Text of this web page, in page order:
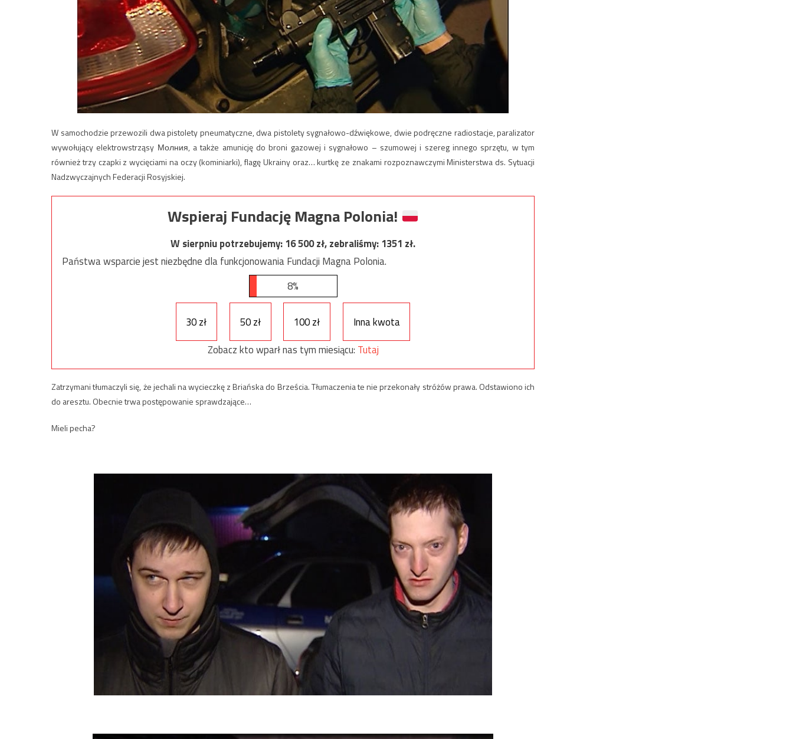
W samochodzie przewozili dwa pistolety pneumatyczne, dwa pistolety sygnałowo-dźwiękowe, dwie podręczne radiostacje, paralizator
wywołujący elektrowstrząsy Молния, a także amunicję do broni gazowej i sygnałowo – szumowej i szereg innego sprzętu, w tym
również trzy czapki z wycięciami na oczy (kominiarki), flagę Ukrainy oraz… kurtkę ze znakami rozpoznawczymi Ministerstwa ds. Sytuacji
Nadzwyczajnych Federacji Rosyjskiej.
Wspieraj Fundację Magna Polonia!
W sierpniu potrzebujemy:16 500zł, zebraliśmy:1351 zł.
Państwa wsparcie jest niezbędne dla funkcjonowania Fundacji Magna Polonia.
8%
30 zł 50 zł 100 zł
Inna kwota
Zobacz kto wparł nas tym miesiącu: Tutaj
Zatrzymani tłumaczyli się, że jechali na wycieczkę z Briańska do Brześcia. Tłumaczenia te nie przekonały stróżów prawa. Odstawiono ich
do aresztu. Obecnie trwa postępowanie sprawdzające…
Mieli pecha?